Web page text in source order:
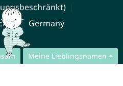
Meine Lieblingsnamen
Germany